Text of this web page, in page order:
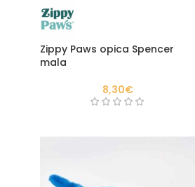
Zippy Paws opica Spencer
mala
8,30€